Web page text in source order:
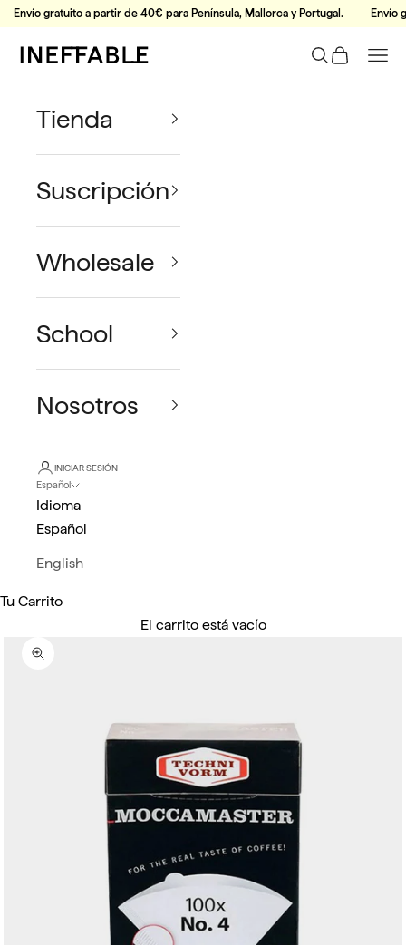
Ir al contenido
Envío gratuito a partir de 40€ para Península, Mallorca y Portugal. Envío
Ineffable Coffee BuscarTu Carrito
Tienda
Suscripción
Wholesale
School
Nosotros
INICIAR SESIÓN
Español
Idioma
Español
English
Tu Carrito
El carrito está vacío
Zoom